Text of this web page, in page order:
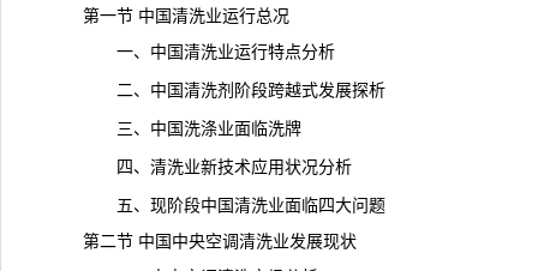
第一节 中国清洗业运行总况
一、中国清洗业运行特点分析
二、中国清洗剂阶段跨越式发展探析
三、中国洗涤业面临洗牌
四、清洗业新技术应用状况分析
五、现阶段中国清洗业面临四大问题
第二节 中国中央空调清洗业发展现状